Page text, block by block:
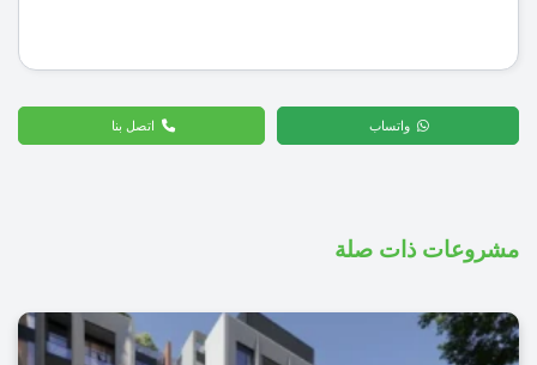
واتساب اتصل بنا
مشروعات ذات صلة